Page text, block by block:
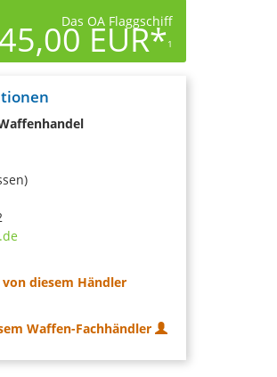
Das OA Flaggschiff
EUR*1
diesem Händler
Waffen-Fachhändler